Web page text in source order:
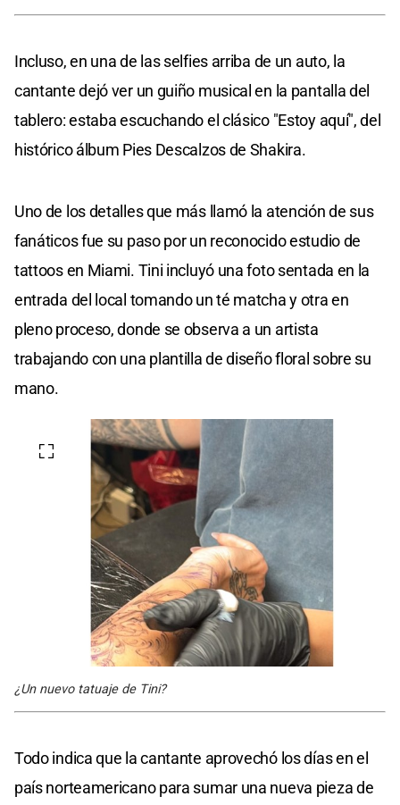
Incluso, en una de las selfies arriba de un auto, la
cantante dejó ver un guiño musical en la pantalla del
tablero: estaba escuchando el clásico "Estoy aquí", del
histórico álbum Pies Descalzos de Shakira.
Uno de los detalles que más llamó la atención de sus
fanáticos fue su paso por un reconocido estudio de
tattoos en Miami. Tini incluyó una foto sentada en la
entrada del local tomando un té matcha y otra en
pleno proceso, donde se observa a un artista
trabajando con una plantilla de diseño floral sobre su
mano.
¿Un nuevo tatuaje de Tini?
Todo indica que la cantante aprovechó los días en el
país norteamericano para sumar una nueva pieza de